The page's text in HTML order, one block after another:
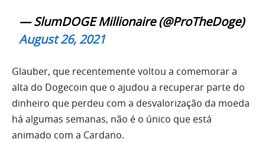
— SlumDOGE Millionaire (@ProTheDoge)
August 26, 2021
Glauber, que recentemente voltou a comemorar a
alta do Dogecoin que o ajudou a recuperar parte do
dinheiro que perdeu com a desvalorização da moeda
há algumas semanas, não é o único que está
animado com a Cardano.